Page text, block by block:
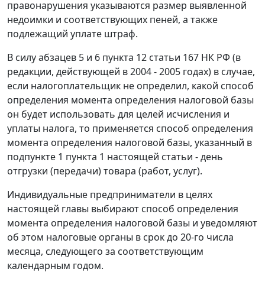
правонарушения указываются размер выявленной
недоимки и соответствующих пеней, а также
подлежащий уплате штраф.
В силуабзацев 5 и 6 пункта 12 статьи 167 НК РФ (в
редакции, действующей в 2004 - 2005 годах) в случае,
если налогоплательщик не определил, какой способ
определения момента определения налоговой базы
он будет использовать для целей исчисления и
уплаты налога, то применяется способ определения
момента определения налоговой базы, указанный в
подпункте 1 пункта 1 настоящей статьи - день
отгрузки (передачи) товара (работ, услуг).
Индивидуальные предприниматели в целях
настоящей главы выбирают способ определения
момента определения налоговой базы и уведомляют
об этом налоговые органы в срок до 20-го числа
месяца, следующего за соответствующим
календарным годом.